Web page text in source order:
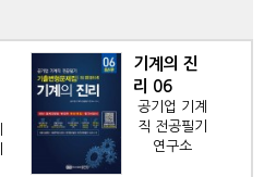
기계의 진
리 06
공기업 기계
직 전공필기
연구소